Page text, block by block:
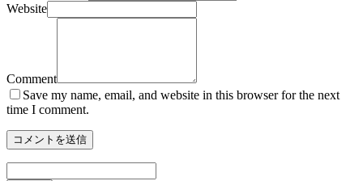
Website
Comment
Save my name, email, and website in this browser for the next
time I comment.